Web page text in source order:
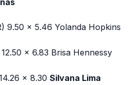
9.50 x 5.46 Yolanda Hopkins
x 6.83 Brisa Hennessy
x 8.30 Silvana Lima